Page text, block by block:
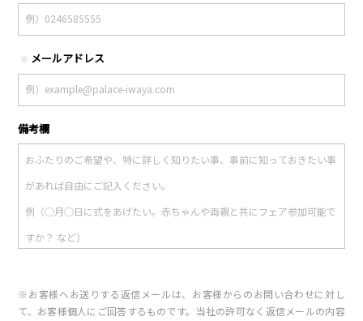
※ メールアドレス
備考欄
※お客様へお送りする返信メールは、お客様からのお問い合わせに対し
て、お客様個人にご回答するものです。当社の許可なく返信メールの内容